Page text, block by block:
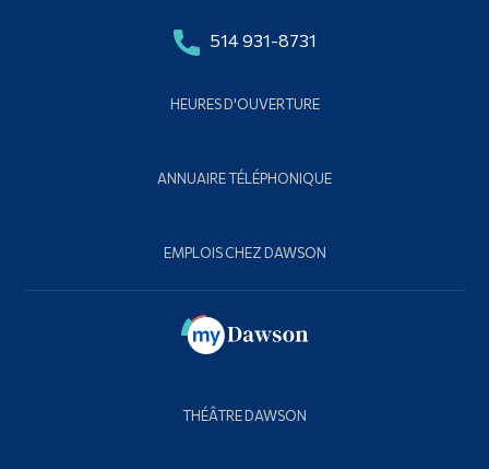
514 931-8731
HEURES D'OUVERTURE
ANNUAIRE TÉLÉPHONIQUE
EMPLOIS CHEZ DAWSON
THÉÂTRE DAWSON